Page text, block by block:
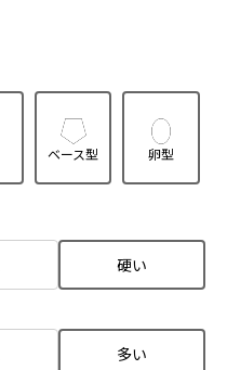
ベース型 卵型
硬い
多い